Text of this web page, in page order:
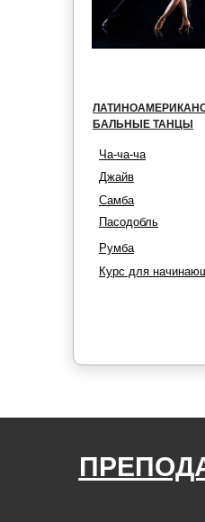
БАЛЬНЫЕ ТАНЦЫ
Ча-ча-ча
Самба
Румба
Пасодобль
Джайв
Курс для